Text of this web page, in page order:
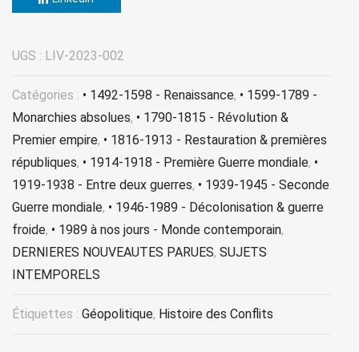
UGS : LIV-2023-002
Catégories : • 1492-1598 - Renaissance, • 1599-1789 -
Monarchies absolues, • 1790-1815 - Révolution &
Premier empire, • 1816-1913 - Restauration & premières
républiques, • 1914-1918 - Première Guerre mondiale, •
1919-1938 - Entre deux guerres, • 1939-1945 - Seconde
Guerre mondiale, • 1946-1989 - Décolonisation & guerre
froide, • 1989 à nos jours - Monde contemporain,
DERNIERES NOUVEAUTES PARUES, SUJETS
INTEMPORELS
Étiquettes : Géopolitique, Histoire des Conflits